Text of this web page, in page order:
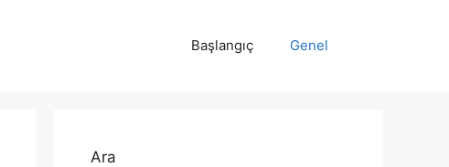
Başlangıç Genel
Ara